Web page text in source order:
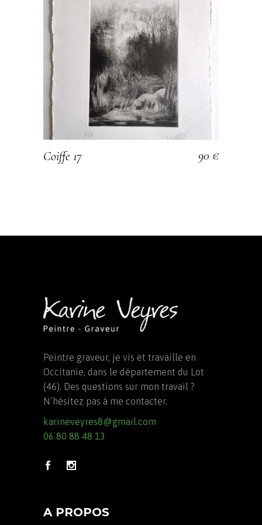
Coiffe 17 90 €
Peintre graveur, je vis et travaille en
Occitanie, dans le département du Lot
(46). Des questions sur mon travail ?
N’hésitez pas à me contacter.
karineveyres8@gmail.com
06 80 88 48 13
A PROPOS